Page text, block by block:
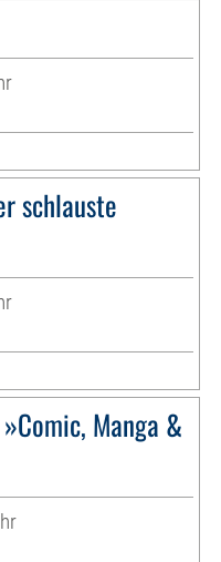
schlauste
Manga &